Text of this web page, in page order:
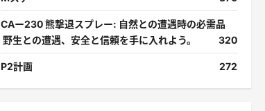
CAー230 熊撃退スプレー: 自然との遭遇時の必需品
野生との遭遇、安全と信頼を手に入れよう。
320
P2計画 272